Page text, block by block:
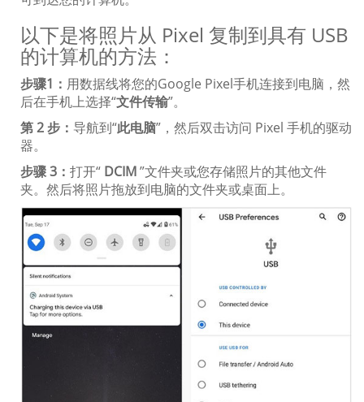
以下是将照片从 Pixel 复制到具有 USB
的计算机的方法：
步骤1： 用数据线将您的Google Pixel手机连接到电脑，然
后在手机上选择“文件传输”。
第 2 步： 导航到“此电脑”，然后双击访问 Pixel 手机的驱动
器。
步骤 3： 打开“ DCIM”文件夹或您存储照片的其他文件
夹。然后将照片拖放到电脑的文件夹或桌面上。